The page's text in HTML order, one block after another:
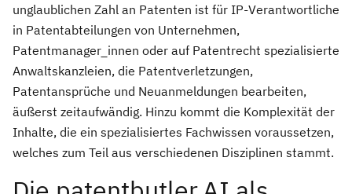
unglaublichen Zahl an Patenten ist für IP-Verantwortliche
in Patentabteilungen von Unternehmen,
Patentmanager_innen oder auf Patentrecht spezialisierte
Anwaltskanzleien, die Patentverletzungen,
Patentansprüche und Neuanmeldungen bearbeiten,
äußerst zeitaufwändig. Hinzu kommt die Komplexität der
Inhalte, die ein spezialisiertes Fachwissen voraussetzen,
welches zum Teil aus verschiedenen Disziplinen stammt.